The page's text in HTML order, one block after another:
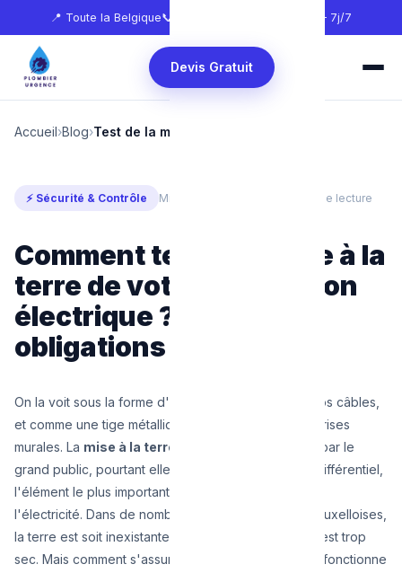
📍 Toute la Belgique📞 🕐 24h/24 — 7j/7
Devis Gratuit
Accueil›Blog›Test de la mise à la terre
⚡ Sécurité & Contrôle Mis à jour : juillet 2026 ⏱ 5 min de lecture
Comment tester la mise à la
terre de votre installation
électrique ? Normes et
obligations
On la voit sous la forme d'un fil vert et jaune dans nos câbles,
et comme une tige métallique qui dépasse de nos prises
murales. La mise à la terre
est souvent incomprise par le
grand public, pourtant elle est, avec le disjoncteur différentiel,
l'élément le plus important pour votre survie face à
l'électricité. Dans de nombreuses vieilles maisons bruxelloises,
la terre est soit inexistante, soit inefficace car le sol est trop
sec. Mais comment s'assurer que cette ligne de vie fonctionne